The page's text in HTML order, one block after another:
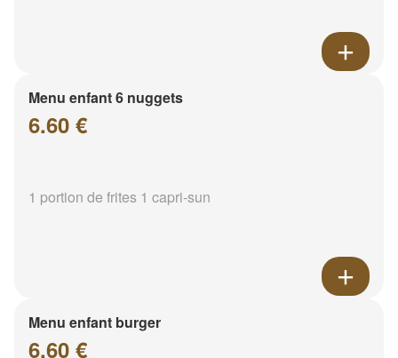
Menu enfant 6 nuggets
6.60 €
1 portion de frites 1 capri-sun
Menu enfant burger
6.60 €